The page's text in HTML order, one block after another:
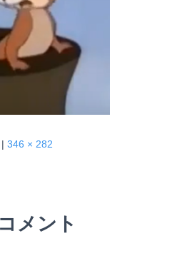
| 346 × 282
メント